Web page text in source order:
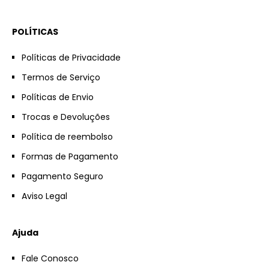
POLÍTICAS
Políticas de Privacidade
Termos de Serviço
Políticas de Envio
Trocas e Devoluções
Política de reembolso
Formas de Pagamento
Pagamento Seguro
Aviso Legal
Ajuda
Fale Conosco